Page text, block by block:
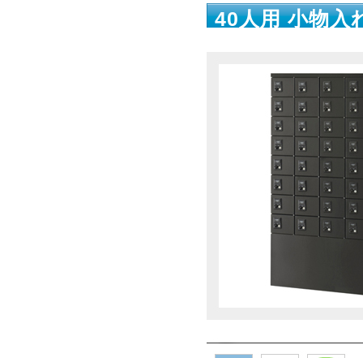
40人用 小物入